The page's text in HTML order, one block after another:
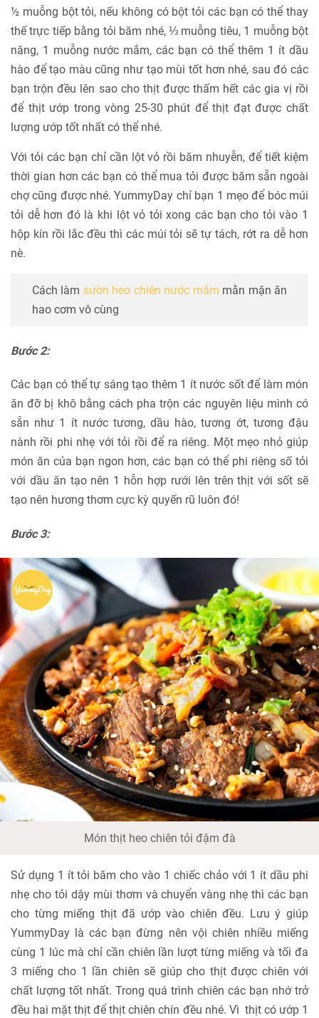
½ muỗng bột tỏi, nếu không có bột tỏi các bạn có thể thay
thế trực tiếp bằng tỏi băm nhé, ⅓ muỗng tiêu, 1 muỗng bột
năng, 1 muỗng nước mắm, các bạn có thể thêm 1 ít dầu
hào để tạo màu cũng như tạo mùi tốt hơn nhé, sau đó các
bạn trộn đều lên sao cho thịt được thấm hết các gia vị rồi
để thịt ướp trong vòng 25-30 phút để thịt đạt được chất
lượng ướp tốt nhất có thể nhé.
Với tỏi các bạn chỉ cần lột vỏ rồi băm nhuyễn, để tiết kiệm
thời gian hơn các bạn có thể mua tỏi được băm sẵn ngoài
chợ cũng được nhé. YummyDay chỉ bạn 1 mẹo để bóc múi
tỏi dễ hơn đó là khi lột vỏ tỏi xong các bạn cho tỏi vào 1
hộp kín rồi lắc đều thì các múi tỏi sẽ tự tách, rớt ra dễ hơn
nè.
Cách làm sườn heo chiên nước mắm mằn mặn ăn
hao cơm vô cùng
Bước 2:
Các bạn có thể tự sáng tạo thêm 1 ít nước sốt để làm món
ăn đỡ bị khô bằng cách pha trộn các nguyên liệu mình có
sẵn như 1 ít nước tương, dầu hào, tương ớt, tương đậu
nành rồi phi nhẹ với tỏi rồi để ra riêng. Một mẹo nhỏ giúp
món ăn của bạn ngon hơn, các bạn có thể phi riêng số tỏi
với dầu ăn tạo nên 1 hỗn hợp rưới lên trên thịt với sốt sẽ
tạo nên hương thơm cực kỳ quyến rũ luôn đó!
Bước 3:
Món thịt heo chiên tỏi đậm đà
Sử dụng 1 ít tỏi băm cho vào 1 chiếc chảo với 1 ít dầu phi
nhẹ cho tỏi dậy mùi thơm và chuyển vàng nhẹ thì các bạn
cho từng miếng thịt đã ướp vào chiên đều. Lưu ý giúp
YummyDay là các bạn đừng nên vội chiên nhiều miếng
cùng 1 lúc mà chỉ cần chiên lần lượt từng miếng và tối đa
3 miếng cho 1 lần chiên sẽ giúp cho thịt được chiên với
chất lượng tốt nhất. Trong quá trình chiên các bạn nhớ trở
đều hai mặt thịt để thịt chiên chín đều nhé. Vì thịt có ướp 1